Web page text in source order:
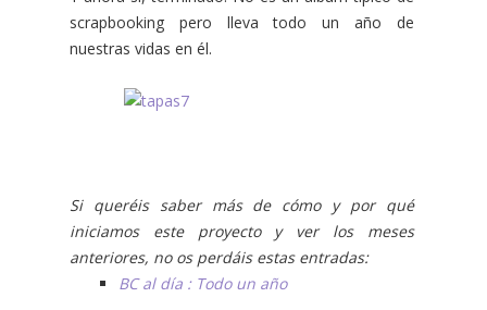
scrapbooking pero lleva todo un año de
nuestras vidas en él.
Si queréis saber más de cómo y por qué
iniciamos este proyecto y ver los meses
anteriores, no os perdáis estas entradas:
BC al día : Todo un año